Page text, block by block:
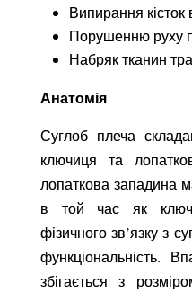
Випирання кісток
Порушенню руху
Набряк тканин
Анатомія
Суглоб плеча
ключиця та
лопаткова западина
в той час як
фізичного зв’язку з
функціональність.
збігається з